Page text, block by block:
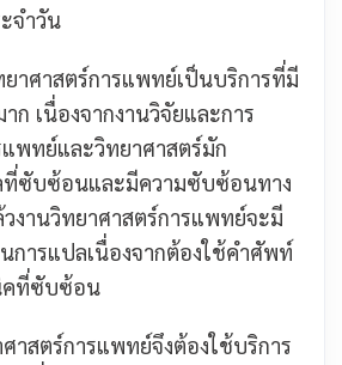
จำวัน
าศาสตร์การแพทย์เป็นบริการที่มี
ก เนื่องจากงานวิจัยและการ
พทย์และวิทยาศาสตร์มัก
ที่ซับซ้อนและมีความซับซ้อนทาง
งานวิทยาศาสตร์การแพทย์จะมี
การแปลเนื่องจากต้องใช้คำศัพท์
คที่ซับซ้อน
าสตร์การแพทย์จึงต้องใช้บริการ